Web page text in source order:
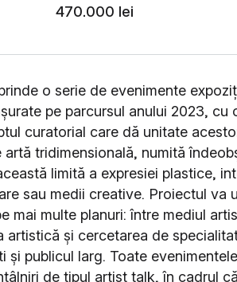
470.000 lei
o serie de evenimente
pe parcursul anului 2023, cu
curatorial care dă unitate
tridimensională, numită
limită a expresiei plastice,
sau medii creative. Proiectul va
mai multe planuri: între mediul
și cercetarea de
și publicul larg. Toate evenimentele
de tipul artist talk, în cadrul